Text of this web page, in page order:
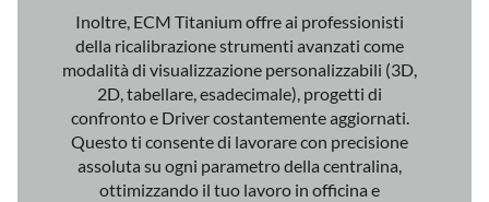
Inoltre, ECM Titanium offre ai professionisti
della ricalibrazione strumenti avanzati come
modalità di visualizzazione personalizzabili (3D,
2D, tabellare, esadecimale), progetti di
confronto e Driver costantemente aggiornati.
Questo ti consente di lavorare con precisione
assoluta su ogni parametro della centralina,
ottimizzando il tuo lavoro in officina e